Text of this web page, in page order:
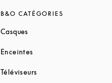
B&O CATÉGORIES
Casques
Enceintes
Téléviseurs